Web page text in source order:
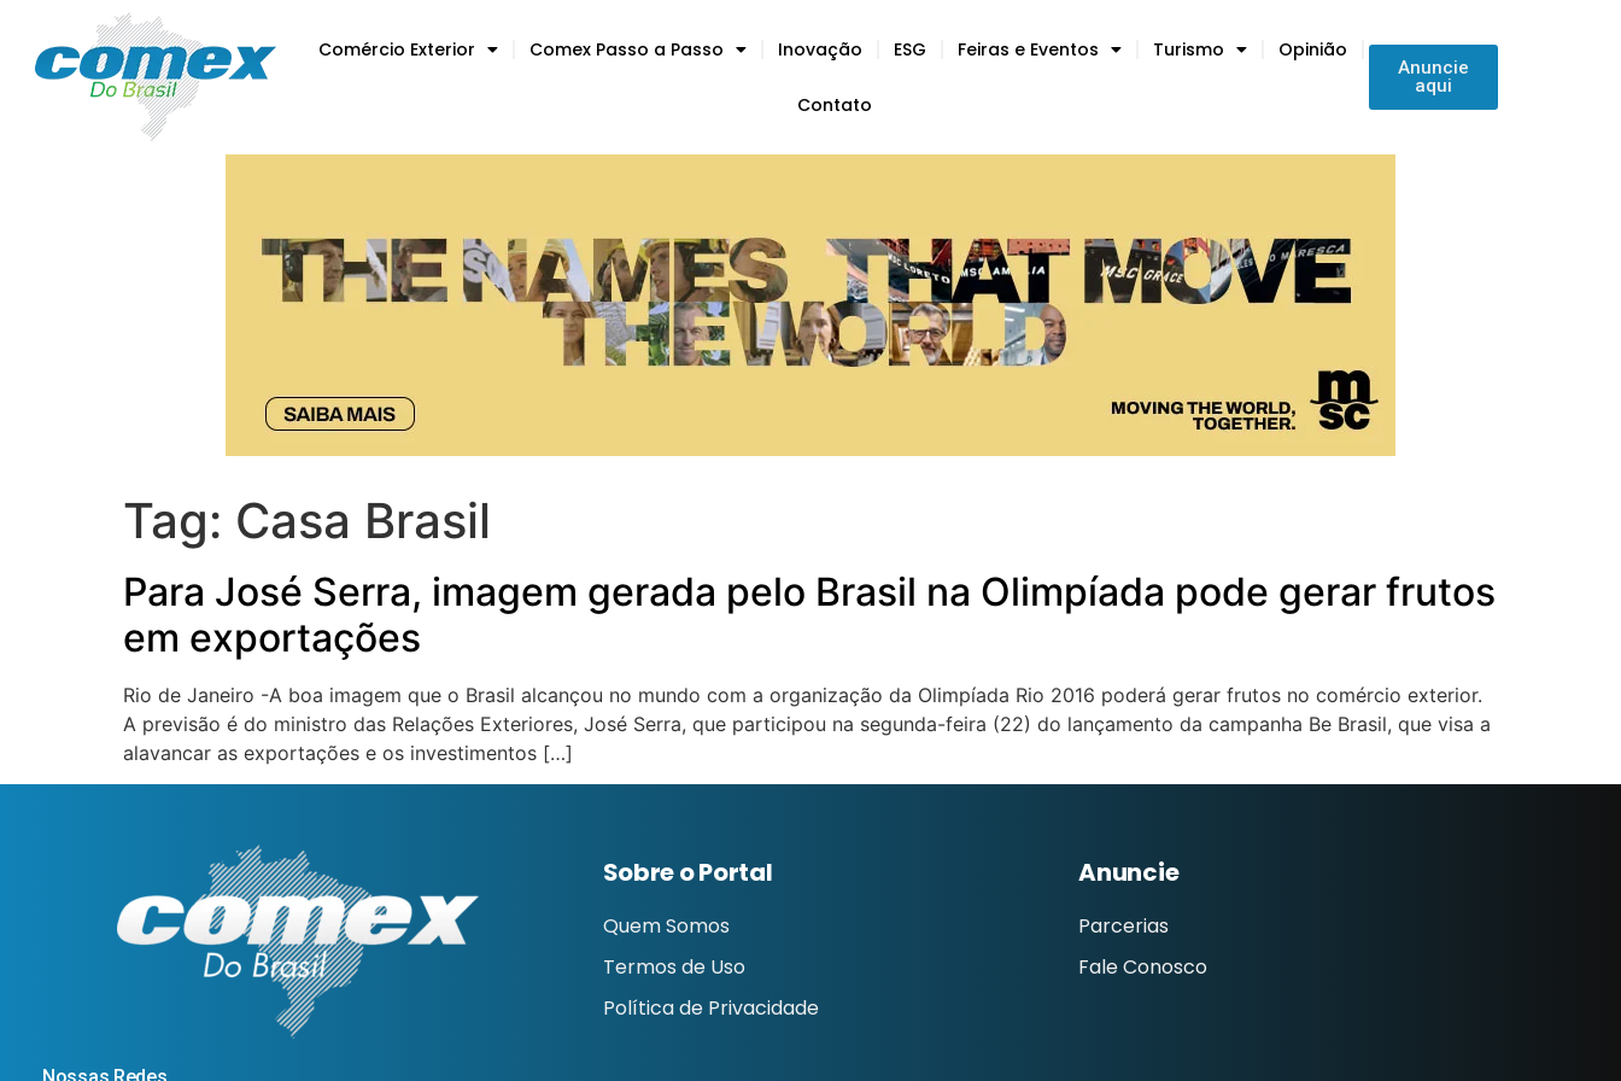
Comércio Exterior Comex Passo a Passo Inovação ESG Feiras e Eventos Turismo Opinião
Contato
Anuncie
aqui
Tag: Casa Brasil
Para José Serra, imagem gerada pelo Brasil na Olimpíada pode gerar frutos
em exportações
Rio de Janeiro -A boa imagem que o Brasil alcançou no mundo com a organização da Olimpíada Rio 2016 poderá gerar frutos no comércio exterior.
A previsão é do ministro das Relações Exteriores, José Serra, que participou na segunda-feira (22) do lançamento da campanha Be Brasil, que visa a
alavancar as exportações e os investimentos […]
Sobre o Portal
Quem Somos
Termos de Uso
Política de Privacidade
Anuncie
Parcerias
Fale Conosco